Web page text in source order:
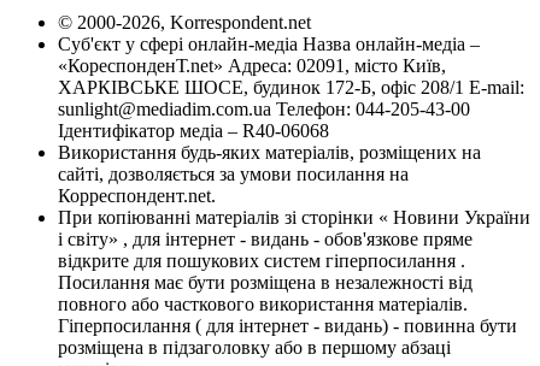
© 2000-2026, Korrespondent.net
Суб'єкт у сфері онлайн-медіа Назва онлайн-медіа –
«КореспонденТ.net» Адреса: 02091, місто Київ,
ХАРКІВСЬКЕ ШОСЕ, будинок 172-Б, офіс 208/1 E-mail:
sunlight@mediadim.com.ua Телефон: 044-205-43-00
Ідентифікатор медіа – R40-06068
Використання будь-яких матеріалів, розміщених на
сайті, дозволяється за умови посилання на
Корреспондент.net.
При копіюванні матеріалів зі сторінки « Новини України
і світу» , для інтернет - видань - обов'язкове пряме
відкрите для пошукових систем гіперпосилання .
Посилання має бути розміщена в незалежності від
повного або часткового використання матеріалів.
Гіперпосилання ( для інтернет - видань) - повинна бути
розміщена в підзаголовку або в першому абзаці